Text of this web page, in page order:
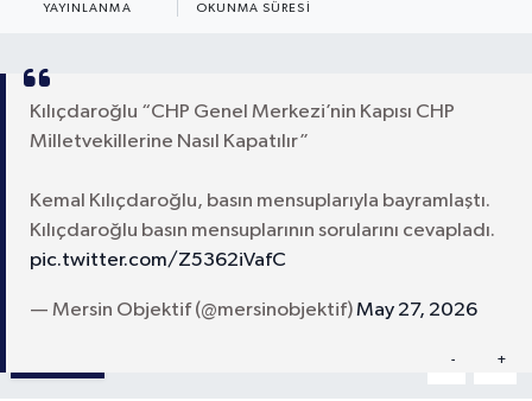
YAYINLANMA OKUNMA SÜRESI
Kılıçdaroğlu “CHP Genel Merkezi’nin Kapısı CHP
Milletvekillerine Nasıl Kapatılır”
Kemal Kılıçdaroğlu, basın mensuplarıyla bayramlaştı.
Kılıçdaroğlu basın mensuplarının sorularını cevapladı.
pic.twitter.com/Z5362iVafC
— Mersin Objektif (@mersinobjektif)May 27, 2026
- +